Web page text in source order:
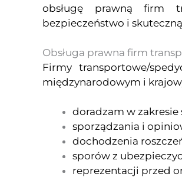
obsługę prawną firm
bezpieczeństwo i
Obsługa prawna firm
Firmy transportowe/
międzynarodowym i
doradzam w zakresie
sporządzania i
dochodzenia
sporów z
reprezentacji przed